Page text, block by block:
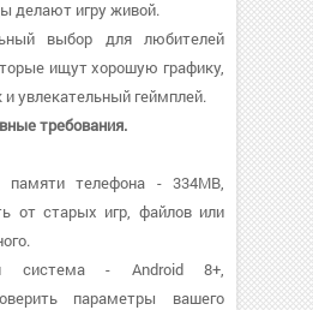
делают игру живой.
выбор для любителей
ищут хорошую графику,
увлекательный геймплей.
требования.
телефона - 334MB,
от старых игр, файлов или
система - Android 8+,
параметры вашего